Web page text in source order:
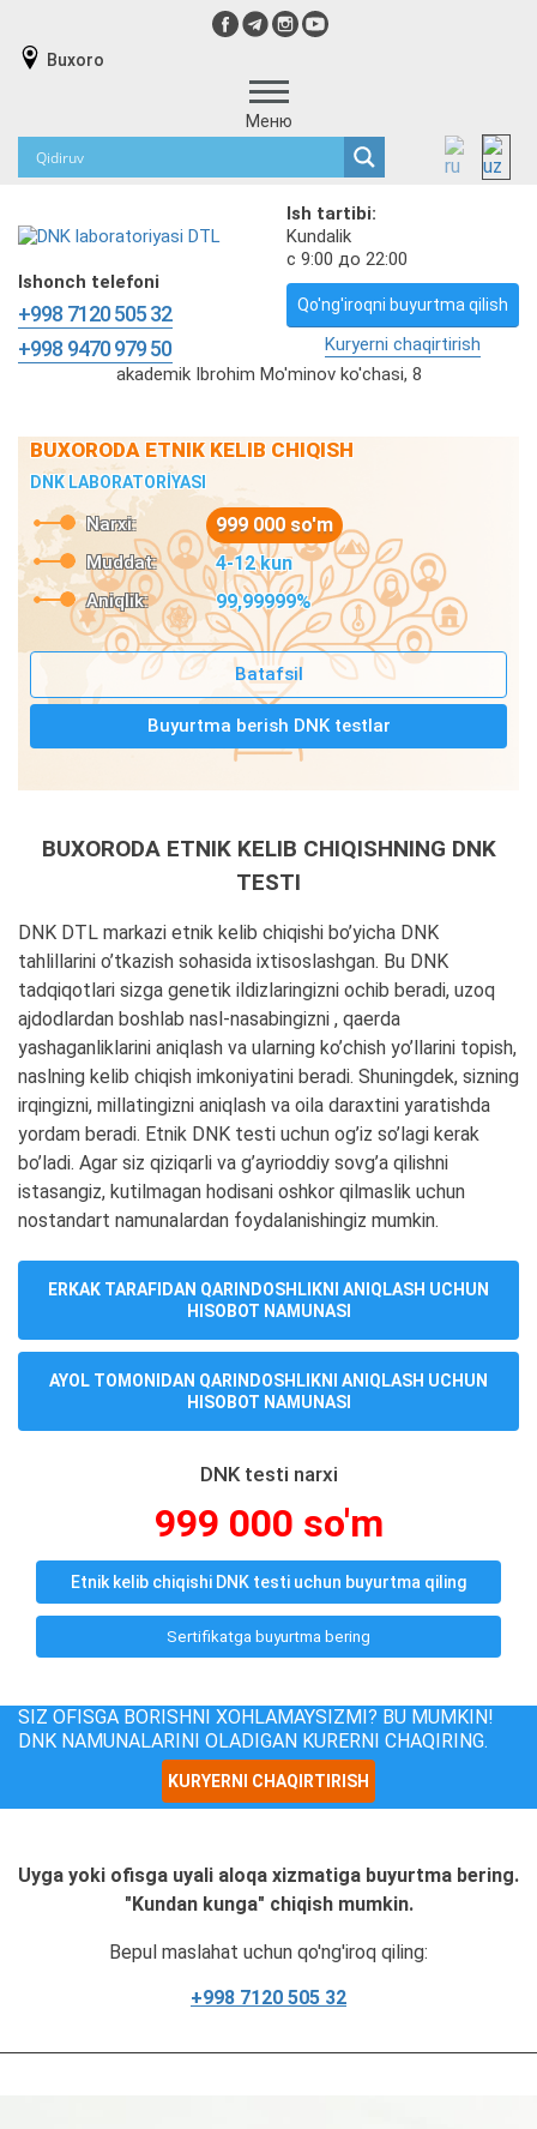
Buxoro
Меню
Ish tartibi:
Kundalik
с 9:00 до 22:00
Ishonch telefoni
+998 7120 505 32
+998 9470 979 50
Qo'ng'iroqni buyurtma qilish
Kuryerni chaqirtirish
akademik Ibrohim Mo'minov ko'chasi, 8
BUXORODA ETNIK KELIB CHIQISH
DNK LABORATORİYASI
Narxi: 999 000 so'm
Muddat: 4-12 kun
Aniqlik: 99,99999%
Batafsil
Buyurtma berish DNK testlar
BUXORODA ETNIK KELIB CHIQISHNING DNK
TESTI
DNK DTL markazi etnik kelib chiqishi bo’yicha DNK
tahlillarini o’tkazish sohasida ixtisoslashgan. Bu DNK
tadqiqotlari sizga genetik ildizlaringizni ochib beradi, uzoq
ajdodlardan boshlab nasl-nasabingizni , qaerda
yashaganliklarini aniqlash va ularning ko’chish yo’llarini topish,
naslning kelib chiqish imkoniyatini beradi. Shuningdek, sizning
irqingizni, millatingizni aniqlash va oila daraxtini yaratishda
yordam beradi. Etnik DNK testi uchun og’iz so’lagi kerak
bo’ladi. Agar siz qiziqarli va g’ayrioddiy sovg’a qilishni
istasangiz, kutilmagan hodisani oshkor qilmaslik uchun
nostandart namunalardan foydalanishingiz mumkin.
ERKAK TARAFIDAN QARINDOSHLIKNI ANIQLASH UCHUN
HISOBOT NAMUNASI
AYOL TOMONIDAN QARINDOSHLIKNI ANIQLASH UCHUN
HISOBOT NAMUNASI
DNK testi narxi
999 000 so'm
Etnik kelib chiqishi DNK testi uchun buyurtma qiling
Sertifikatga buyurtma bering
SIZ OFISGA BORISHNI XOHLAMAYSIZMI? BU MUMKIN!
DNK NAMUNALARINI OLADIGAN KURERNI CHAQIRING.
KURYERNI CHAQIRTIRISH
Uyga yoki ofisga uyali aloqa xizmatiga buyurtma bering.
"Kundan kunga" chiqish mumkin.
Bepul maslahat uchun qo'ng'iroq qiling:
+998 7120 505 32